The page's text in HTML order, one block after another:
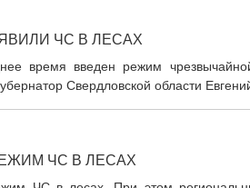
ЧС В ЛЕСАХ
время введен режим
Свердловской области
ЧС В ЛЕСАХ